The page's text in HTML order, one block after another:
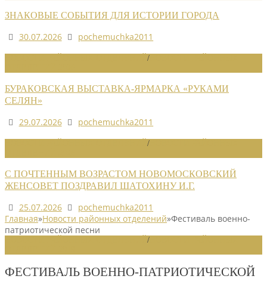
ЗНАКОВЫЕ СОБЫТИЯ ДЛЯ ИСТОРИИ ГОРОДА
30.07.2026
pochemuchka2011
/
БУРАКОВСКАЯ ВЫСТАВКА-ЯРМАРКА «РУКАМИ
СЕЛЯН»
29.07.2026
pochemuchka2011
/
С ПОЧТЕННЫМ ВОЗРАСТОМ НОВОМОСКОВСКИЙ
ЖЕНСОВЕТ ПОЗДРАВИЛ ШАТОХИНУ И.Г.
25.07.2026
pochemuchka2011
Главная»Новости районных отделений»Фестиваль военно-
патриотической песни
/
ФЕСТИВАЛЬ ВОЕННО-ПАТРИОТИЧЕСКОЙ